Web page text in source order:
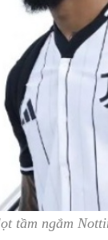
tầm ngắm